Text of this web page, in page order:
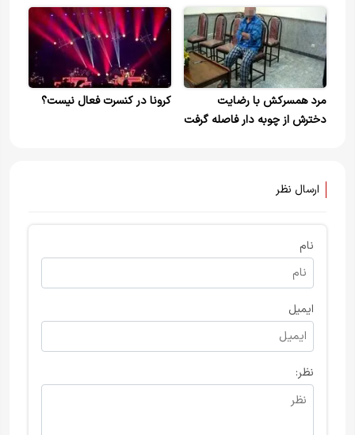
مرد همسرکش با رضایت
دخترش از چوبه دار فاصله گرفت
کرونا در کنسرت فعال نیست؟
ارسال نظر
نام
ایمیل
نظر: